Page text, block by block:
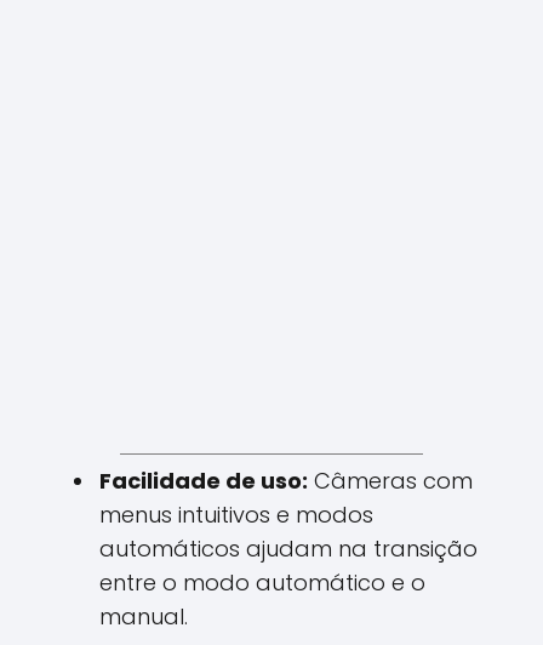
Facilidade de uso: Câmeras com
menus intuitivos e modos
automáticos ajudam na transição
entre o modo automático e o
manual.